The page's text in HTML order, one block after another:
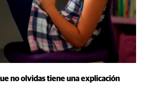
no olvidas tiene una explicación